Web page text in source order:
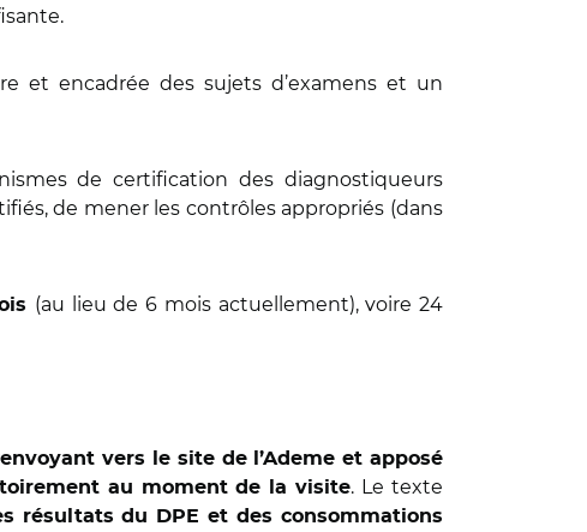
et encadrée des sujets d’examens et un
de certification des diagnostiqueurs
de mener les contrôles appropriés (dans
(au lieu de 6 mois actuellement), voire 24
vers le site de l’Ademe et apposé
au moment de la visite. Le texte
résultats du DPE et des consommations